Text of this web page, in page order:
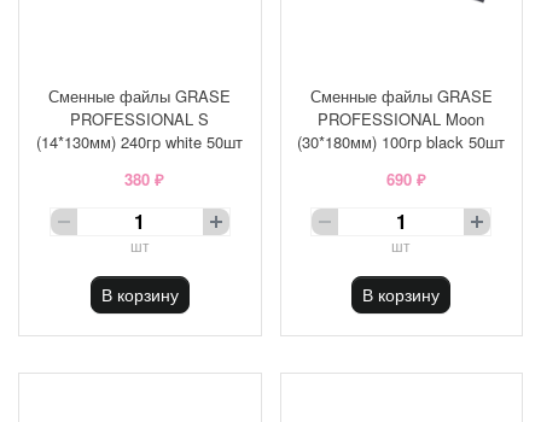
Сменные файлы GRASE
PROFESSIONAL S
(14*130мм) 240гр white 50шт
380 ₽
шт
В корзину
Сменные файлы GRASE
PROFESSIONAL Moon
(30*180мм) 100гр black 50шт
690 ₽
шт
В корзину